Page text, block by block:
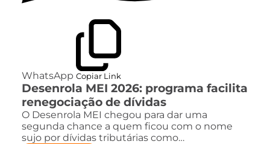
WhatsApp Copiar Link
Desenrola MEI 2026: programa facilita
renegociação de dívidas
O Desenrola MEI chegou para dar uma
segunda chance a quem ficou com o nome
sujo por dívidas tributárias como…